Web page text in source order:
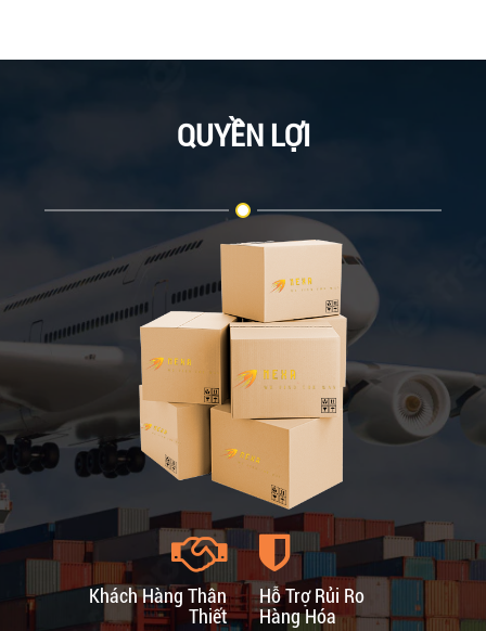
QUYỀN LỢI
Khách Hàng Thân
Thiết
Hỗ Trợ Rủi Ro
Hàng Hóa